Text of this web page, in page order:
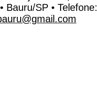
Bauru/SP •